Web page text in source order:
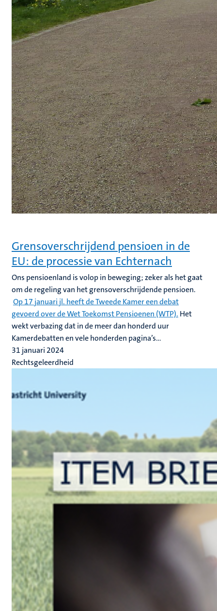
Grensoverschrijdend pensioen in de
EU: de processie van Echternach
Ons pensioenland is volop in beweging; zeker als het gaat
om de regeling van het grensoverschrijdende pensioen.
Op 17 januari jl. heeft de Tweede Kamer een debat
gevoerd over de Wet Toekomst Pensioenen (WTP). Het
wekt verbazing dat in de meer dan honderd uur
Kamerdebatten en vele honderden pagina’s...
31 januari 2024
Rechtsgeleerdheid